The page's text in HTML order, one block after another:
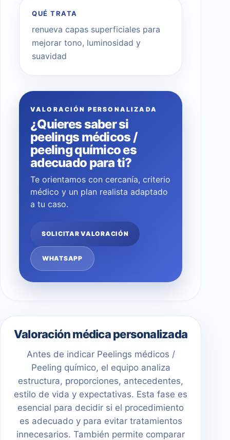
QUÉ TRATA
renueva capas superficiales para
mejorar tono, luminosidad y
suavidad
VALORACIÓN PERSONALIZADA
¿Quieres saber si
peelings médicos /
peeling químico es
adecuado para ti?
Te orientamos con cercanía, criterio
médico y un plan realista adaptado
a tu caso.
SOLICITAR VALORACIÓN
WHATSAPP
Valoración médica personalizada
Antes de indicar Peelings médicos /
Peeling químico, el equipo analiza
estructura, proporciones, antecedentes,
estilo de vida y expectativas. Esta fase es
esencial para decidir si el procedimiento
es adecuado y para evitar tratamientos
innecesarios. También permite comparar